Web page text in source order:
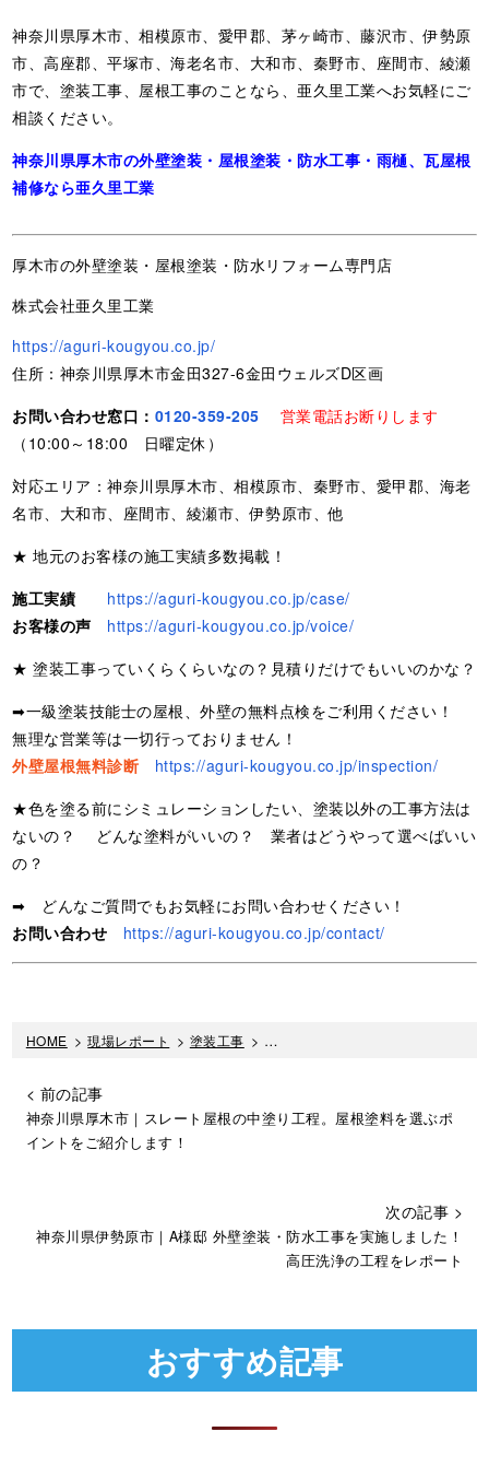
神奈川県厚木市、相模原市、愛甲郡、茅ヶ崎市、藤沢市、伊勢原
市、高座郡、平塚市、海老名市、大和市、秦野市、座間市、綾瀬
市で、塗装工事、屋根工事のことなら、亜久里工業へお気軽にご
相談ください。
神奈川県厚木市の外壁塗装・屋根塗装・防水工事・雨樋、瓦屋根
補修なら亜久里工業
厚木市の外壁塗装・屋根塗装・防水リフォーム専門店
株式会社亜久里工業
https://aguri-kougyou.co.jp/
住所：神奈川県厚木市金田327-6金田ウェルズD区画
お問い合わせ窓口： 0120-359-205
営業電話お断りします
（10:00～18:00 日曜定休）
対応エリア：神奈川県厚木市、相模原市、秦野市、愛甲郡、海老
名市、大和市、座間市、綾瀬市、伊勢原市、他
★ 地元のお客様の施工実績多数掲載！
施工実績
https://aguri-kougyou.co.jp/case/
お客様の声
https://aguri-kougyou.co.jp/voice/
★ 塗装工事っていくらくらいなの？見積りだけでもいいのかな？
➡一級塗装技能士の屋根、外壁の無料点検をご利用ください！
無理な営業等は一切行っておりません！
外壁屋根無料診断
https://aguri-kougyou.co.jp/inspection/
★色を塗る前にシミュレーションしたい、塗装以外の工事方法は
ないの？ どんな塗料がいいの？ 業者はどうやって選べばいい
の？
➡ どんなご質問でもお気軽にお問い合わせください！
お問い合わせ
https://aguri-kougyou.co.jp/contact/
HOME >現場レポート > 塗装工事 > スレート屋根の上塗り工程。塗装
< 前の記事
神奈川県厚木市｜スレート屋根の中塗り工程。屋根塗料を選ぶポ
イントをご紹介します！
次の記事 >
神奈川県伊勢原市｜A様邸 外壁塗装・防水工事を実施しました！
高圧洗浄の工程をレポート
おすすめ記事